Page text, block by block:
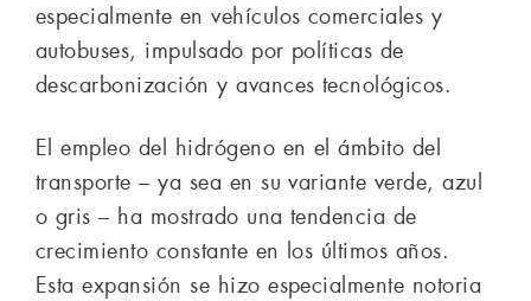
especialmente en vehículos comerciales y
autobuses, impulsado por políticas de
descarbonización y avances tecnológicos.
El empleo del hidrógeno en el ámbito del
transporte – ya sea en su variante verde, azul
o gris – ha mostrado una tendencia de
crecimiento constante en los últimos años.
Esta expansión se hizo especialmente notoria